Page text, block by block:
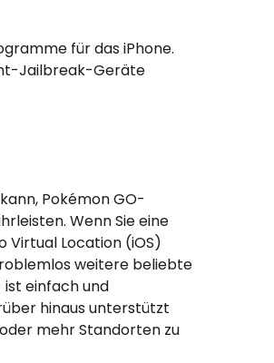
für das iPhone.
Jailbreak-Geräte
Pokémon GO-
Wenn Sie eine
Virtual Location (iOS)
weitere beliebte
ist einfach und
hinaus unterstützt
mehr Standorten zu